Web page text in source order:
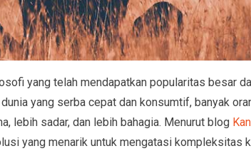
yang telah mendapatkan popularitas besar
yang serba cepat dan konsumtif, banyak
lebih sadar, dan lebih bahagia. Menurut blog
yang menarik untuk mengatasi kompleksitas